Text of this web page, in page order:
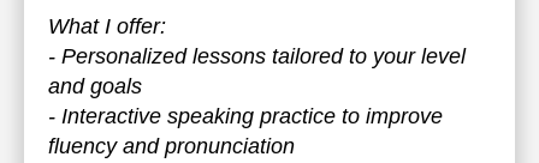
What I offer:
- Personalized lessons tailored to your level
and goals
- Interactive speaking practice to improve
fluency and pronunciation